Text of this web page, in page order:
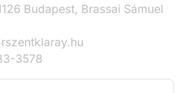
Budapest, Brassai Sámuel
3578